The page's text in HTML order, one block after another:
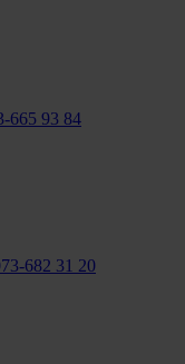
665 93 84
682 31 20